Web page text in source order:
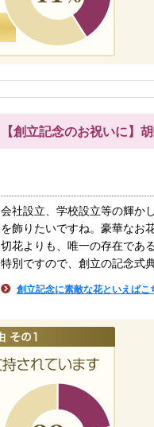
【創立記念のお祝いに】
会社設立、学校設立等の輝か
を飾りたいですね。豪華なお
切花よりも、唯一の存在であ
特別ですので、創立の記念式
創立記念に素敵な花といえば